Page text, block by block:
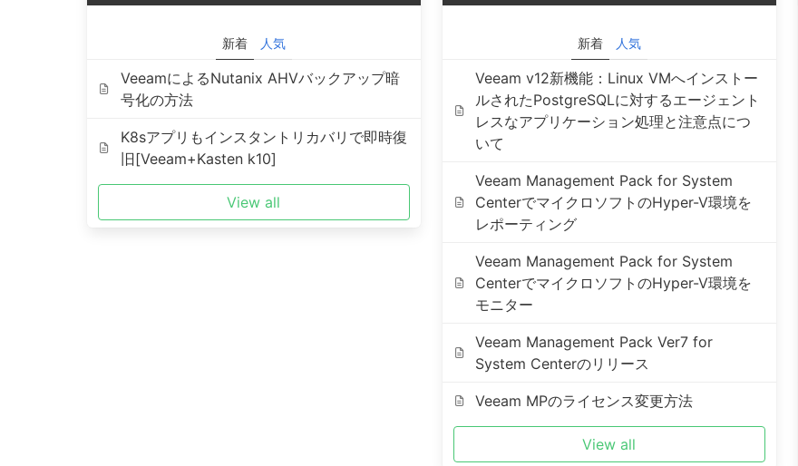
新着 人気
VeeamによるNutanix AHVバックアップ暗
号化の方法
K8sアプリもインスタントリカバリで即時復
旧[Veeam+Kasten k10]
View all
新着 人気
Veeam v12新機能：Linux VMへインストー
ルされたPostgreSQLに対するエージェント
レスなアプリケーション処理と注意点につ
いて
Veeam Management Pack for System
CenterでマイクロソフトのHyper-V環境を
レポーティング
Veeam Management Pack for System
CenterでマイクロソフトのHyper-V環境を
モニター
Veeam Management Pack Ver7 for
System Centerのリリース
Veeam MPのライセンス変更方法
View all